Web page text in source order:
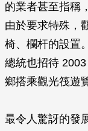
的業者甚至指稱
由於要求特殊，
椅、欄杆的設置
總統也招待
鄉搭乘觀光筏遊
最令人驚訝的發